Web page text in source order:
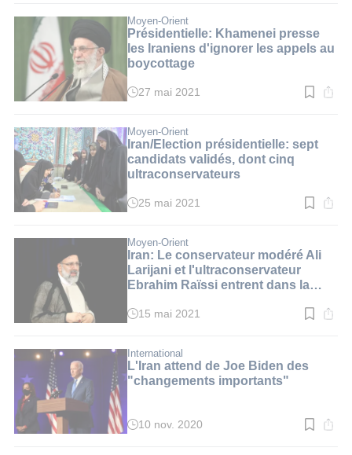
:
3
min.
Moyen-Orient
Présidentielle: Khamenei presse
les Iraniens d'ignorer les appels au
boycottage
Temps
:
2
min.
27 mai 2021
Moyen-Orient
Iran/Election présidentielle: sept
candidats validés, dont cinq
ultraconservateurs
Temps
:
2
min.
25 mai 2021
Moyen-Orient
Iran: Le conservateur modéré Ali
Larijani et l'ultraconservateur
Ebrahim Raïssi entrent dans la
Temps
:
2
min.
15 mai 2021
International
L'Iran attend de Joe Biden des
"changements importants"
Temps
10 nov. 2020